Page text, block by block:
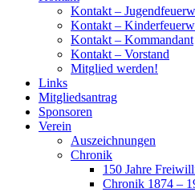
Kontakt –
Kontakt –
Kontakt – Kommandant
Kontakt – Vorstand
Mitglied werden!
Links
Mitgliedsantrag
Sponsoren
Verein
Auszeichnungen
Chronik
150 Jahre
Chronik 1874 –